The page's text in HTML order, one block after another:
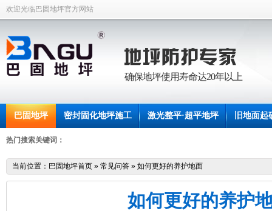
欢迎光临巴固地坪官方网站
确保地坪使用寿命达20年以上
巴固地坪 密封固化地坪施工 激光整平·超平地坪 旧地面起
联系中坡
热门搜索关键词：
当前位置： 巴固地坪首页 » 常见问答 » 如何更好的养护地面
如何更好的养护